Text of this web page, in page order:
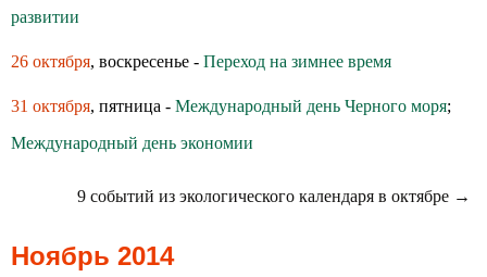
развитии
26 октября, воскресенье - Переход на зимнее время
31 октября, пятница - Международный день Черного моря;
Международный день экономии
9 событий из экологического календаря в октябре →
Ноябрь 2014